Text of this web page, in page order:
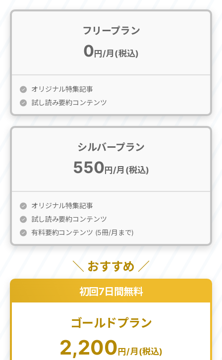
フリープラン
0円/月(税込)
オリジナル特集記事
試し読み要約コンテンツ
シルバープラン
550円/月(税込)
オリジナル特集記事
試し読み要約コンテンツ
有料要約コンテンツ (5冊/月まで)
＼ おすすめ ／
初回7日間無料
ゴールドプラン
2,200円/月(税込)